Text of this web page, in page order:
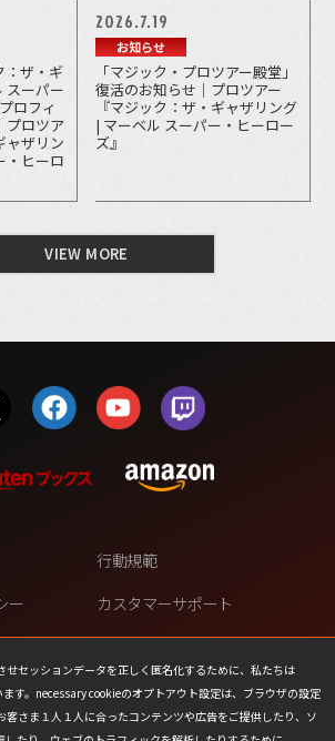
：ザ・ギ
スーパー
ロフィ
プロツア
ャザリン
・ヒーロ
2026.7.19
お知らせ
「マジック・プロツアー殿堂」
復活のお知らせ｜プロツアー
『マジック：ザ・ギャザリング
| マーベル スーパー・ヒーロー
ズ』
VIEW MORE
せセッションデータを正しく匿名化するために、私たちは
す。necessary cookieのオプトアウト設定は、ブラウザの設定
客さま１人１人に合ったコンテンツや広告をご提供したり、ソ
行動規範
ー
カスタマーサポート
ポリシー
個人情報の販売や共有を許可し
ない
プレスリリース